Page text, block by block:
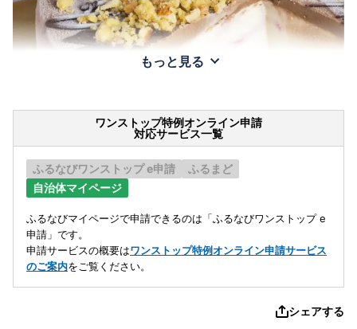
もっと見る
ワンストップ特例オンライン申請
対応サービス一覧
ふるなびワンストップ e申請
ふるまど
自治体マイページ
ふるなびマイページで申請できるのは「ふるなびワンストップ e
申請」です。
申請サービスの概要はワンストップ特例オンライン申請サービス
のご案内をご覧ください。
シェアする